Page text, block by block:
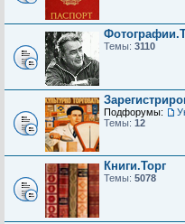
Темы: 3110
Подфорумы:
Темы: 12
Книги.Торг
Темы: 5078